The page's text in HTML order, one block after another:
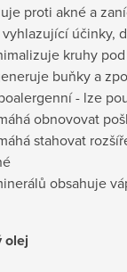
proti akné a
vyhlazující účinky,
kruhy
buňky a
- lze
obnovovat
stahovat
obsahuje
olej